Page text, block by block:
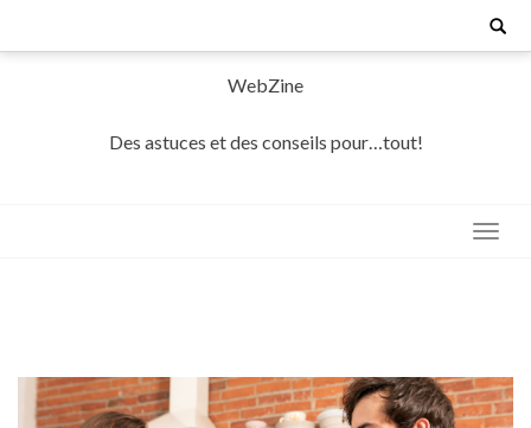
Search
WebZine
Des astuces et des conseils pour…tout!